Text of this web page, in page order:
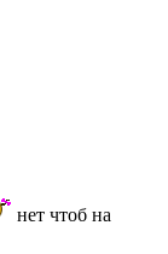
нет чтоб на